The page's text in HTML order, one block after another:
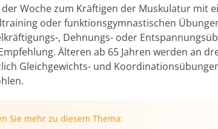
der Woche zum Kräftigen der Muskulatur mit
oder funktionsgymnastischen
, Dehnungs- oder
Älteren ab 65 Jahren werden an
Gleichgewichts- und
Sie mehr zu diesem Thema: